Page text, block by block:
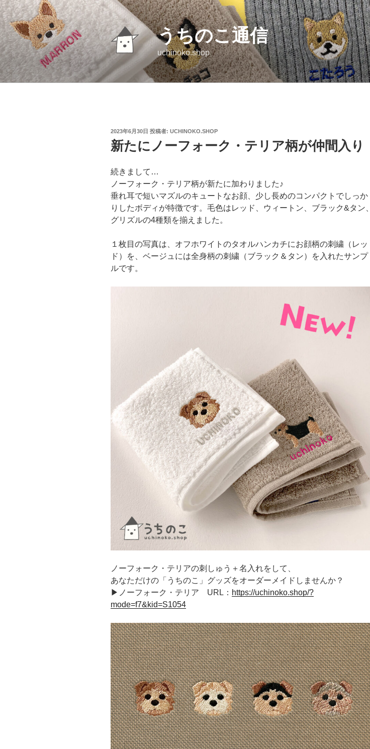
コ
ン
テ
ン
ツ
へ
ス
うちのこ通信
uchinoko.shop
投
稿
日:
2023年6月30日 投稿者: UCHINOKO.SHOP
新たにノーフォーク・テリア柄が仲間入り
続きまして…
ノーフォーク・テリア柄が新たに加わりました♪
垂れ耳で短いマズルのキュートなお顔、少し長めのコンパクトでしっか
りしたボディが特徴です。毛色はレッド、ウィートン、ブラック&タン、
グリズルの4種類を揃えました。
１枚目の写真は、オフホワイトのタオルハンカチにお顔柄の刺繍（レッ
ド）を、ベージュには全身柄の刺繍（ブラック＆タン）を入れたサンプ
ルです。
ノーフォーク・テリアの刺しゅう＋名入れをして、
あなただけの「うちのこ」グッズをオーダーメイドしませんか？
▶ノーフォーク・テリア URL： https://uchinoko.shop/?
mode=f7&kid=S1054